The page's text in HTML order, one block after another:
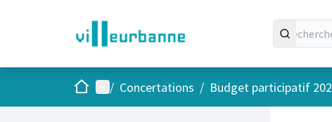
AccueilMenu principal
/ Concertations / Budget participatif